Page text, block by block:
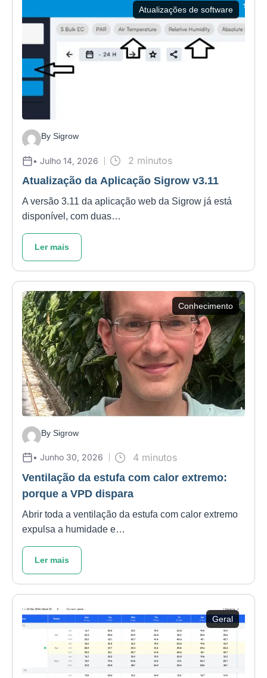
Atualizações de software
By Sigrow
• Julho 14, 2026
2 minutos
Atualização da Aplicação Sigrow v3.11
A versão 3.11 da aplicação web da Sigrow já está
disponível, com duas…
Ler mais
Conhecimento
By Sigrow
• Junho 30, 2026
4 minutos
Ventilação da estufa com calor extremo:
porque a VPD dispara
Abrir toda a ventilação da estufa com calor extremo
expulsa a humidade e…
Ler mais
Geral